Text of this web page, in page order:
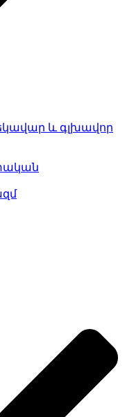
և գլխավոր